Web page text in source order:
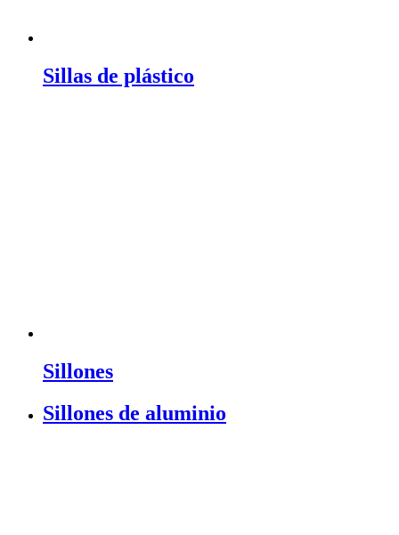
Sillas de plástico
Sillones
Sillones de aluminio